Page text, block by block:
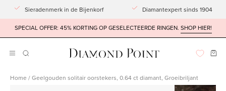
Doorgaan
naar
artikel
Sieradenmerk in de Bijenkorf Diamantexpert sinds 1904
SPECIAL OFFER: 45% KORTING OP GESELECTEERDE RINGEN. SHOP HIER!
Navigatiemenu
ZOEKBALK
Home /Geelgouden solitair oorstekers, 0.64 ct diamant, Groeibriljant